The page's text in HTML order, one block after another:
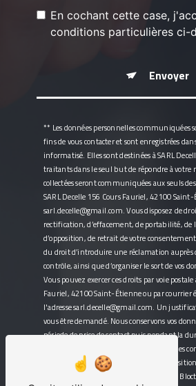
En cochant cette case,
conditions particulières ci-
Envoyer
** Les données personnelles communiquées
fins de vous contacter et sont enregistrées
informatisé. Elles sont destinées à SARL
traitants dans le seul but de répondre à votre
collectées seront communiquées aux seuls
SARL Decelle 156 Cours Fauriel, 42100
sarl.decelle@gmail.com. Vous disposez de
rectification, d’effacement, de portabilité,
d’opposition, de retrait de votre
du droit d’introduire une réclamation auprès
contrôle, ainsi que d’organiser le sort de vos
Vous pouvez exercer ces droits par voie
Fauriel, 42100 Saint-Étienne ou par courrier
l'adresse sarl.decelle@gmail.com. Un
vous être demandé. Nous conservons vos
période de prise de contact puis pendant la
légale aux fins probatoires et de gestion des
le droit de vous inscrire sur la liste
téléphonique, disponible à cette adresse: